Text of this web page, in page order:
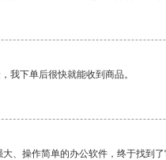
我下单后很快就能收到商品。
、操作简单的办公软件，终于找到